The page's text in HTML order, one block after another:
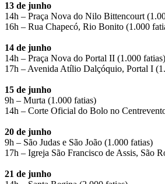
13 de junho
14h – Praça Nova do Nilo Bittencourt
16h – Rua Chapecó, Rio Bonito (1.000
14 de junho
14h – Praça Nova do Portal II (1.000 fatias)
17h – Avenida Atílio Dalçóquio, Portal I
15 de junho
9h – Murta (1.000 fatias)
14h – Corte Oficial do Bolo no
20 de junho
9h – São Judas e São João (1.000 fatias)
17h – Igreja São Francisco de Assis, São
21 de junho